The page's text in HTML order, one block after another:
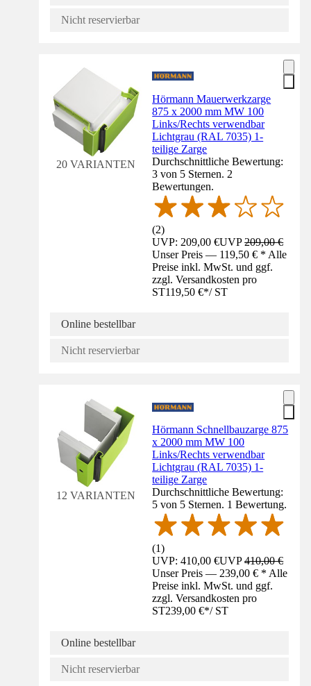
Nicht reservierbar
20 VARIANTEN
Hörmann Mauerwerkzarge
875 x 2000 mm MW 100
Links/Rechts verwendbar
Lichtgrau (RAL 7035) 1-
teilige Zarge
Durchschnittliche Bewertung:
3 von 5 Sternen. 2
Bewertungen.
(2)
UVP: 209,00 €UVP209,00 €
Unser Preis — 119,50 € * Alle
Preise inkl. MwSt. und ggf.
zzgl. Versandkosten pro
ST119,50 €*/ ST
Online bestellbar
Nicht reservierbar
12 VARIANTEN
Hörmann Schnellbauzarge 875
x 2000 mm MW 100
Links/Rechts verwendbar
Lichtgrau (RAL 7035) 1-
teilige Zarge
Durchschnittliche Bewertung:
5 von 5 Sternen. 1 Bewertung.
(1)
UVP: 410,00 €UVP410,00 €
Unser Preis — 239,00 € * Alle
Preise inkl. MwSt. und ggf.
zzgl. Versandkosten pro
ST239,00 €*/ ST
Online bestellbar
Nicht reservierbar